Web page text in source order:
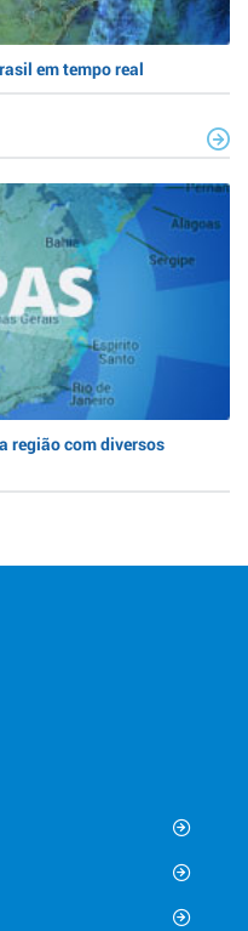
em tempo real
região com diversos